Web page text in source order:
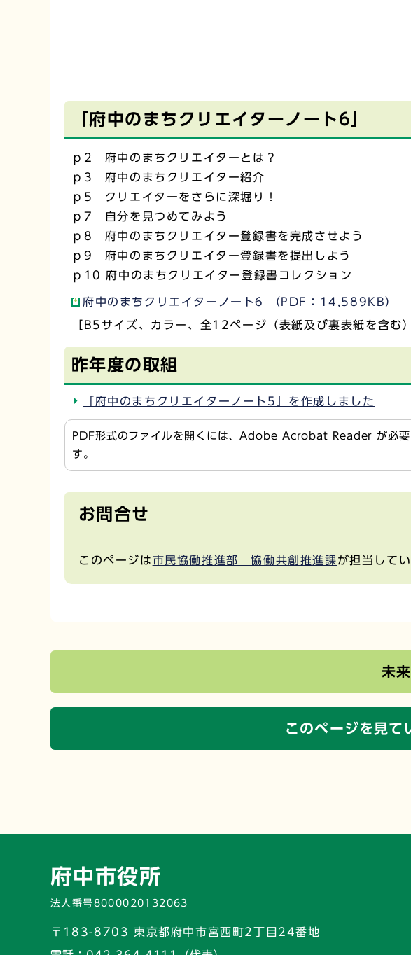
「府中のまちクリエイターノート6」
ｐ2 府中のまちクリエイターとは？
ｐ3 府中のまちクリエイター紹介
ｐ5 クリエイターをさらに深堀り！
ｐ7 自分を見つめてみよう
ｐ8 府中のまちクリエイター登録書を完成させよう
ｐ9 府中のまちクリエイター登録書を提出しよう
ｐ10 府中のまちクリエイター登録書コレクション
府中のまちクリエイターノート6 （PDF：14,589KB）
［B5サイズ、カラー、全12ページ（表紙及び裏表紙を含む
昨年度の取組
「府中のまちクリエイターノート5」を作成しました
PDF形式のファイルを開くには、Adobe Acrobat Reader が必
す。
お問合せ
このページは市民協働推進部 協働共創推進課が担当してい
未
このページを見て
府中市役所
法人番号8000020132063
〒183-8703 東京都府中市宮西町2丁目24番地